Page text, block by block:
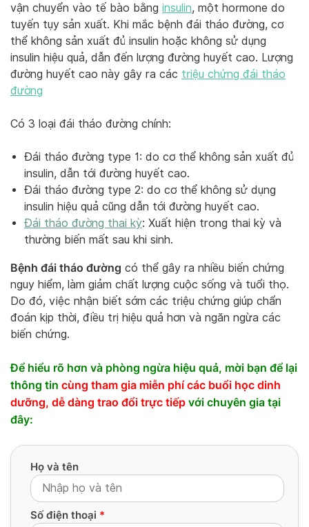
vận chuyển vào tế bào bằng insulin, một hormone do
tuyến tụy sản xuất. Khi mắc bệnh đái tháo đường, cơ
thể không sản xuất đủ insulin hoặc không sử dụng
insulin hiệu quả, dẫn đến lượng đường huyết cao. Lượng
đường huyết cao này gây ra các triệu chứng đái tháo
đường
Có 3 loại đái tháo đường chính:
Đái tháo đường type 1: do cơ thể không sản xuất đủ
insulin, dẫn tới đường huyết cao.
Đái tháo đường type 2: do cơ thể không sử dụng
insulin hiệu quả cũng dẫn tới đường huyết cao.
Đái tháo đường thai kỳ: Xuất hiện trong thai kỳ và
thường biến mất sau khi sinh.
Bệnh đái tháo đường có thể gây ra nhiều biến chứng
nguy hiểm, làm giảm chất lượng cuộc sống và tuổi thọ.
Do đó, việc nhận biết sớm các triệu chứng giúp chẩn
đoán kịp thời, điều trị hiệu quả hơn và ngăn ngừa các
biến chứng.
Để hiểu rõ hơn và phòng ngừa hiệu quả, mời bạn để lại
thông tin cùng tham gia miễn phí các buổi học dinh
dưỡng, dễ dàng trao đổi trực tiếp với chuyên gia tại
đây:
Họ và tên
Số điện thoại *